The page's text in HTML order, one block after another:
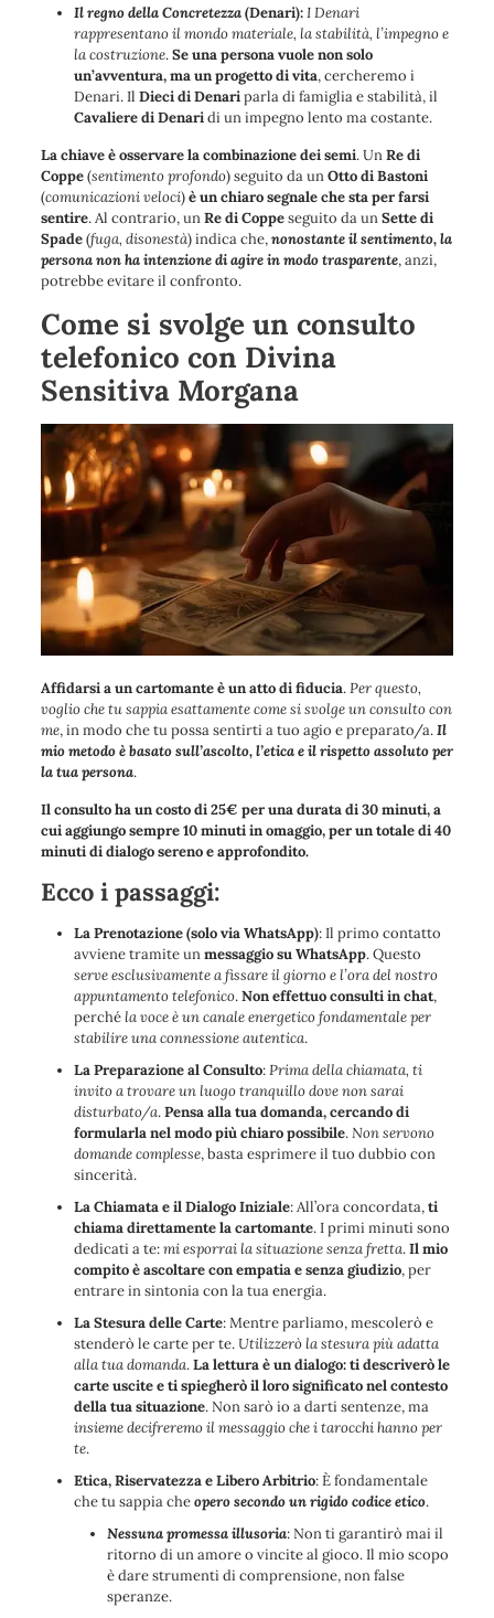
Il regno della Concretezza(Denari):I Denari
rappresentano il mondo materiale, la stabilità, l’impegno e
la costruzione.Se una persona vuole non solo
un’avventura, ma un progetto di vita, cercheremo i
Denari. Il Dieci di Denariparla di famiglia e stabilità, il
Cavaliere di Denaridi un impegno lento ma costante.
La chiave è osservare la combinazione dei semi. UnRe di
Coppe(sentimento profondo) seguito da unOtto di Bastoni
(comunicazioni veloci)è un chiaro segnale che sta per farsi
sentire. Al contrario, unRe di Coppeseguito da unSette di
Spade(fuga, disonestà) indica che,nonostante il sentimento, la
persona non ha intenzione di agire in modo trasparente, anzi,
potrebbe evitare il confronto.
Come si svolge un consulto
telefonico con Divina
Sensitiva Morgana
Affidarsi a un cartomante è un atto di fiducia.Per questo,
voglio che tu sappia esattamente come si svolge un consulto con
me, in modo che tu possa sentirti a tuo agio e preparato/a.Il
mio metodo è basato sull’ascolto, l’etica e il rispetto assoluto per
la tua persona.
Il consulto ha un costo di 25€ per una durata di 30 minuti, a
cui aggiungo sempre 10 minuti in omaggio, per un totale di 40
minuti di dialogo sereno e approfondito.
Ecco i passaggi:
La Prenotazione(solo via WhatsApp): Il primo contatto
avviene tramite unmessaggio su WhatsApp. Questo
serve esclusivamente a fissare il giorno e l’ora del nostro
appuntamento telefonico.Non effettuo consulti in chat,
perchéla voce è un canale energetico fondamentale per
stabilire una connessione autentica.
La Preparazione al Consulto:Prima della chiamata, ti
invito a trovare un luogo tranquillo dove non sarai
disturbato/a.Pensa alla tua domanda, cercando di
formularla nel modo più chiaro possibile.Non servono
domande complesse, basta esprimere il tuo dubbio con
sincerità.
La Chiamata e il Dialogo Iniziale: All’ora concordata,ti
chiama direttamente la cartomante. I primi minuti sono
dedicati a te:mi esporrai la situazione senza fretta.Il mio
compito è ascoltare con empatia e senza giudizio, per
entrare in sintonia con la tua energia.
La Stesura delle Carte: Mentre parliamo, mescolerò e
stenderò le carte per te.Utilizzerò la stesura più adatta
alla tua domanda.La lettura è un dialogo: ti descriverò le
carte uscite e ti spiegherò il loro significato nel contesto
della tua situazione. Non sarò io a darti sentenze, ma
insieme decifreremo il messaggio che i tarocchi hanno per
te.
Etica, Riservatezza e Libero Arbitrio: È fondamentale
che tu sappia cheopero secondo un rigido codice etico.
Nessuna promessa illusoria: Non ti garantirò mai il
ritorno di un amore o vincite al gioco. Il mio scopo
è dare strumenti di comprensione, non false
speranze.